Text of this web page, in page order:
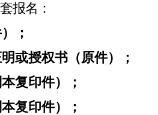
套报名：
；
或授权书（原件）；
复印件）；
复印件）；